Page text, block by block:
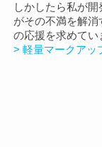
しかしたら私が
がその不満を解
の応援を求めてい
> 軽量マークアッ